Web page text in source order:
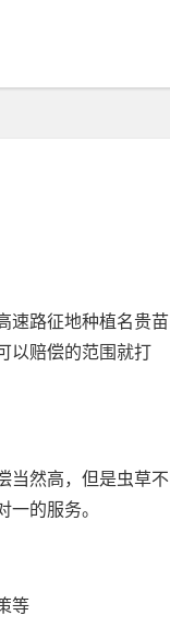
速路征地种植名贵苗
以赔偿的范围就打
当然高，但是虫草不
的服务。
等